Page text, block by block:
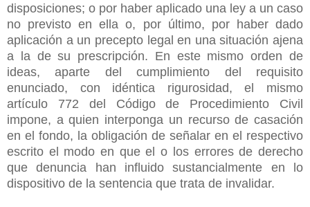
disposiciones; o por haber aplicado una ley a un caso
no previsto en ella o, por último, por haber dado
aplicación a un precepto legal en una situación ajena
a la de su prescripción. En este mismo orden de
ideas, aparte del cumplimiento del requisito
enunciado, con idéntica rigurosidad, el mismo
artículo 772 del Código de Procedimiento Civil
impone, a quien interponga un recurso de casación
en el fondo, la obligación de señalar en el respectivo
escrito el modo en que el o los errores de derecho
que denuncia han influido sustancialmente en lo
dispositivo de la sentencia que trata de invalidar.